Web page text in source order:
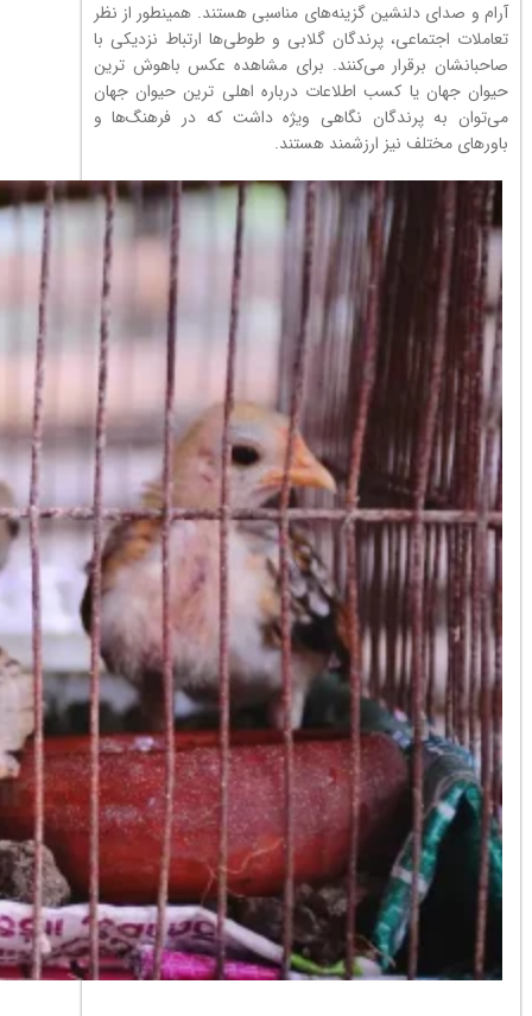
آرام و صدای دلنشین گزینه‌های مناسبی هستند. همینطور از نظر
تعاملات اجتماعی، پرندگان گلابی و طوطی‌ها ارتباط نزدیکی با
صاحبانشان برقرار می‌کنند. برای مشاهده عکس باهوش ترین
حیوان جهان یا کسب اطلاعات درباره اهلی ترین حیوان جهان
می‌توان به پرندگان نگاهی ویژه داشت که در فرهنگ‌ها و
باورهای مختلف نیز ارزشمند هستند.